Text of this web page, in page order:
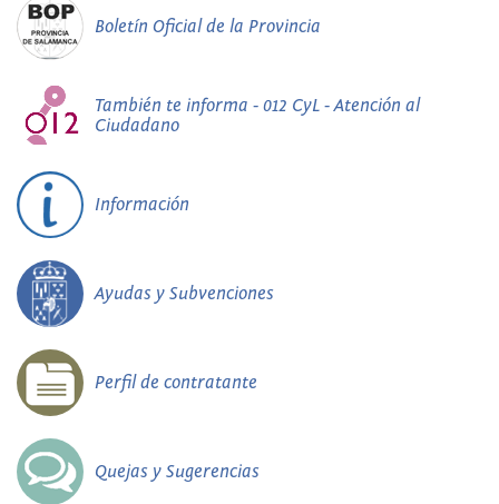
Boletín Oficial de la Provincia
También te informa - 012 CyL - Atención al
Ciudadano
Información
Ayudas y Subvenciones
Perfil de contratante
Quejas y Sugerencias